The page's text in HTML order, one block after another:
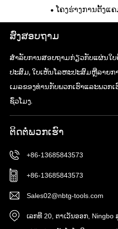
ໂຄງຮ່າງການຕັ້ງແ
ສົ່ງສອບຖາມ
ສໍາ​ລັບ​ການ​ສອບ​ຖາມ​ກ່ຽວ​ກັບ​ແຜ່ນ​ໃບ​
ປະສົມ​, ໃບ​ເຫັນ​ໂລຫະ​ປະສົມ​ຫຼື​ລາຍ​ກ
ເມລ​ຂອງ​ທ່ານ​ກັບ​ພວກ​ເຮົາ​ແລະ​ພວກ​
ຊົ່ວ​ໂມງ​.
ຕິດ​ຕໍ່​ພວກ​ເຮົາ
+86-13685843573
+86-13685843573
Sales02@nbtg-tools.com
ເລກທີ 20, ຕາ​ເວັນ​ອອກ​,